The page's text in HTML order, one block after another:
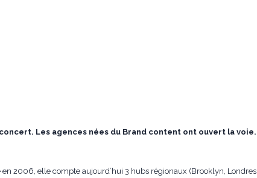
Les agences nées du Brand content ont ouvert la voie.
2006, elle compte aujourd’hui 3 hubs régionaux (Brooklyn, Londres